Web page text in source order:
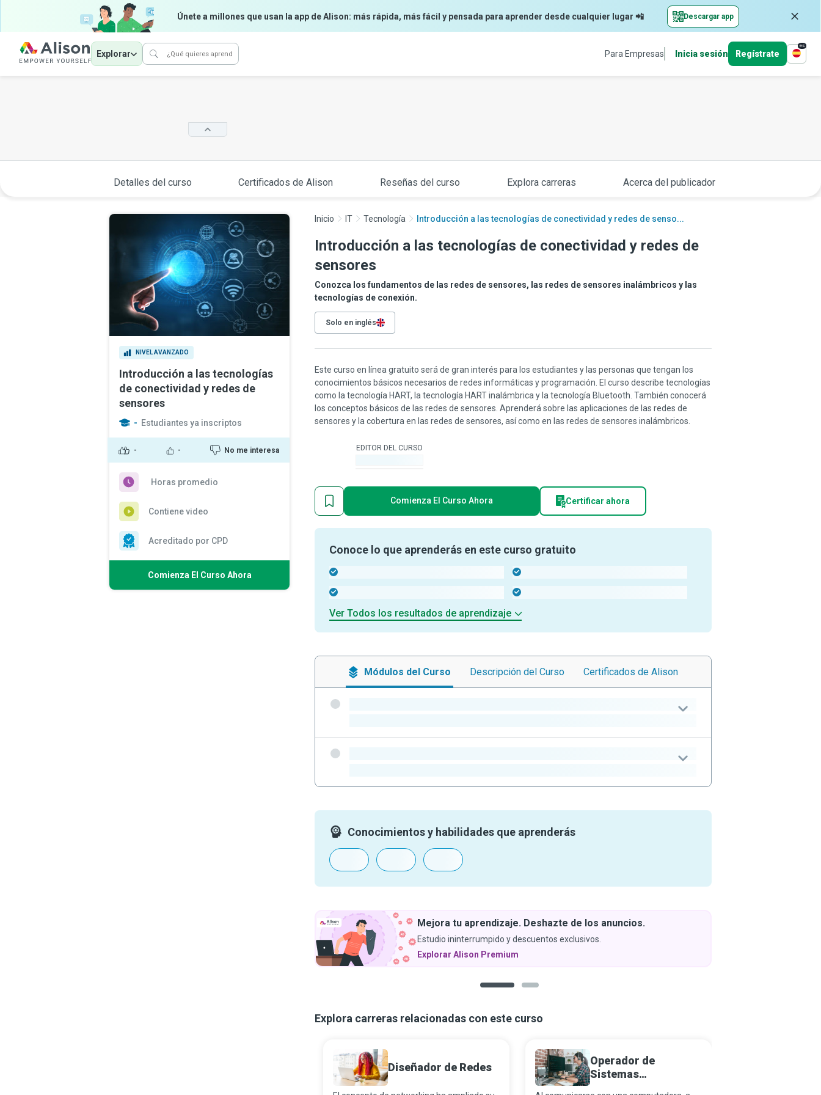
Únete a millones que usan la app de Alison: más rápida, más fácil y pensada para aprender desde cualquier lugar 📲 Descargar app
Explorar Para Empresas Inicia sesión Regístrate
es
Detalles del curso Certificados de Alison Reseñas del curso Explora carreras Acerca del publicador
NIVEL AVANZADO
Introducción a las tecnologías
de conectividad y redes de
sensores
- Estudiantes ya inscriptos
- - No me interesa
Horas promedio
Contiene video
Acreditado por CPD
Comienza El Curso Ahora
Inicio IT Tecnología Introducción a las tecnologías de conectividad y redes de senso...
Introducción a las tecnologías de conectividad y redes de
sensores
Conozca los fundamentos de las redes de sensores, las redes de sensores inalámbricos y las
tecnologías de conexión.
Solo en inglés
Este curso en línea gratuito será de gran interés para los estudiantes y las personas que tengan los
conocimientos básicos necesarios de redes informáticas y programación. El curso describe tecnologías
como la tecnología HART, la tecnología HART inalámbrica y la tecnología Bluetooth. También conocerá
los conceptos básicos de las redes de sensores. Aprenderá sobre las aplicaciones de las redes de
sensores y la cobertura en las redes de sensores, así como en las redes de sensores inalámbricos.
EDITOR DEL CURSO
Comienza El Curso Ahora Certificar ahora
Conoce lo que aprenderás en este curso gratuito
Ver Todos los resultados de aprendizaje
Módulos del Curso Descripción del Curso Certificados de Alison
Conocimientos y habilidades que aprenderás
Mejora tu aprendizaje. Deshazte de los anuncios.
Estudio ininterrumpido y descuentos exclusivos.
Explorar Alison Premium
Explora carreras relacionadas con este curso
Diseñador de Redes
Operador de
Sistemas